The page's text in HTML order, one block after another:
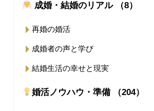
成婚・結婚のリアル （8）
再婚の婚活
成婚者の声と学び
結婚生活の幸せと現実
婚活ノウハウ・準備 （204）